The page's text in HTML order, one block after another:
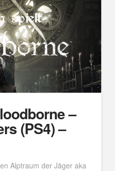
–
(PS4) –
Alptraum der Jäger aka